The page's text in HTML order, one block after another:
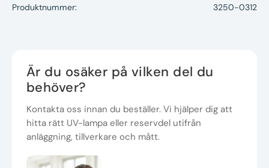
Produktnummer: 3250-0312
Är du osäker på vilken del du
behöver?
Kontakta oss innan du beställer. Vi hjälper dig att
hitta rätt UV-lampa eller reservdel utifrån
anläggning, tillverkare och mått.